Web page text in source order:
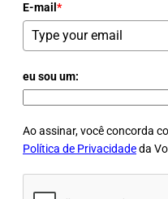
E-mail *
eu sou um:
Ao assinar, você concorda
Política de Privacidadeda